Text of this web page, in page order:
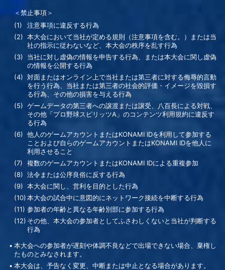
＜禁止事項＞
注意事項に違反する行為
本大会において当社が定める規則（注意事項を含む。）または当
社の指示に従わないなど、本大会の秩序を乱す行為
当社に対し虚偽の情報を申告する行為、または本大会に関し虚偽
の情報を公開する行為
対面またはオンライン上で当社または第三者に対する侮辱的言動
を行う行為、当社または第三者の社会的評価・イメージを毀損す
る行為、その他の損害を与える行為
ゲームデータの第三者への譲渡または譲受、八百長による対戦、
その他「プロ野球スピリッツA」のコンテンツ利用規約に違反す
る行為
他人のゲームアカウントまたはKONAMI IDを利用して参加する
ことおよび自らのゲームアカウントまたはKONAMI IDを他人に
利用させること
複数のゲームアカウントまたはKONAMI IDによる重複参加
法令または公序良俗に反する行為
本大会に関し、営利を目的とした行為
本大会の試合中に意図的にネットワーク接続を中断する行為
参加者の年齢と異なる年齢別部に参加する行為
その他、本大会の参加者としてふさわしくないと当社が判断する
行為
本大会への参加者が遅刻や体調不良などで出場できない場合、棄権し
たものとみなされます。
本大会は、予告なく変更、中断または中止となる場合があります。